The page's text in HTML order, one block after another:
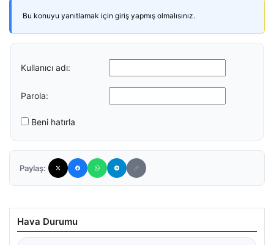
Bu konuyu yanıtlamak için giriş yapmış olmalısınız.
Kullanıcı adı:
Parola:
Beni hatırla
Paylaş:
Hava Durumu